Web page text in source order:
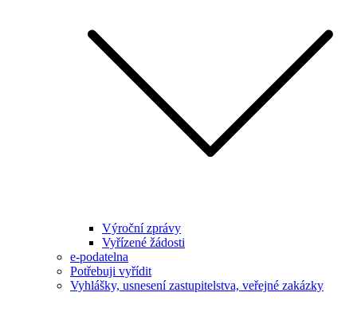
Výroční zprávy
Vyřízené žádosti
e-podatelna
Potřebuji vyřídit
Vyhlášky, usnesení zastupitelstva, veřejné zakázky